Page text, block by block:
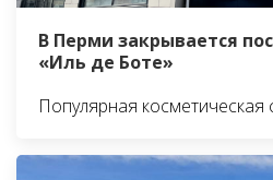
В Перми закрывается
«Иль де Боте»
Популярная косметическая